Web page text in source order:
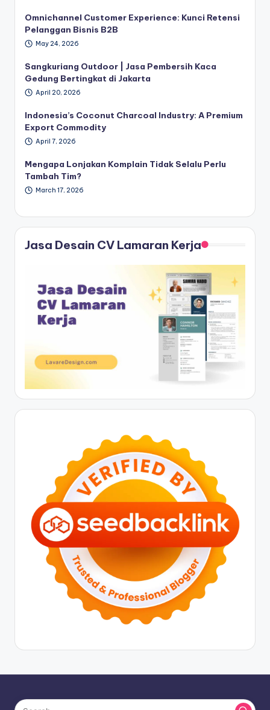
Omnichannel Customer Experience: Kunci Retensi
Pelanggan Bisnis B2B
May 24, 2026
Sangkuriang Outdoor | Jasa Pembersih Kaca
Gedung Bertingkat di Jakarta
April 20, 2026
Indonesia’s Coconut Charcoal Industry: A Premium
Export Commodity
April 7, 2026
Mengapa Lonjakan Komplain Tidak Selalu Perlu
Tambah Tim?
March 17, 2026
Jasa Desain CV Lamaran Kerja